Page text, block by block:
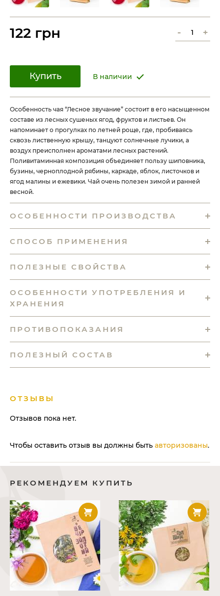
Особенность чая “Лесное звучание” состоит в его насыщенном
составе из лесных сушеных ягод, фруктов и листьев. Он
напоминает о прогулках по летней роще, где, пробиваясь
сквозь лиственную крышу, танцуют солнечные лучики, а
воздух преисполнен ароматами лесных растений.
Поливитаминная композиция объединяет пользу шиповника,
бузины, черноплодной рябины, каркаде, яблок, листочков и
ягод малины и ежевики. Чай очень полезен зимой и ранней
весной.
ОСОБЕННОСТИ ПРОИЗВОДСТВА
СПОСОБ ПРИМЕНЕНИЯ
ПОЛЕЗНЫЕ СВОЙСТВА
122 грн - +
Купить В наличии
ОСОБЕННОСТИ УПОТРЕБЛЕНИЯ И
ХРАНЕНИЯ
ПРОТИВОПОКАЗАНИЯ
ПОЛЕЗНЫЙ СОСТАВ
ОТЗЫВЫ
Отзывов пока нет.
Чтобы оставить отзыв вы должны быть авторизованы.
РЕКОМЕНДУЕМ КУПИТЬ